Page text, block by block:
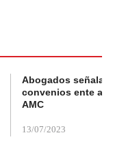
Abogados
convenios ente
AMC
13/07/2023